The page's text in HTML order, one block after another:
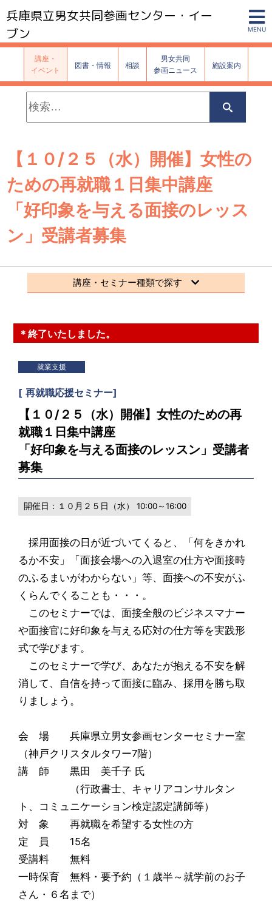
兵庫県立男女共同参画センター・イー
ブン
MENU
講座・
イベント
図書・情報 相談
男女共同
参画ニュース
施設案内
索:
検
索
【１０/２５（水）開催】女性の
ための再就職１日集中講座
「好印象を与える面接のレッス
ン」受講者募集
講座・セミナー種類で探す
＊終了いたしました。
就業支援
[ 再就職応援セミナー]
【１０/２５（水）開催】女性のための再
就職１日集中講座
「好印象を与える面接のレッスン」受講者
募集
開催日： １０月２５日（水） 10:00～16:00
採用面接の日が近づいてくると、「何をきかれ
るか不安」「面接会場への入退室の仕方や面接時
のふるまいがわからない」等、面接への不安がふ
くらんでくることも・・・。
このセミナーでは、面接全般のビジネスマナー
や面接官に好印象を与える応対の仕方等を実践形
式で学びます。
このセミナーで学び、あなたが抱える不安を解
消して、自信を持って面接に臨み、採用を勝ち取
りましょう。
会 場 兵庫県立男女参画センターセミナー室
（神戸クリスタルタワー7階）
講 師 黒田 美千子 氏
（行政書士、キャリアコンサルタン
ト、コミュニケーション検定認定講師等）
対 象 再就職を希望する女性の方
定 員 15名
受講料 無料
一時保育 無料・要予約（１歳半～就学前のお子
さん・６名まで）